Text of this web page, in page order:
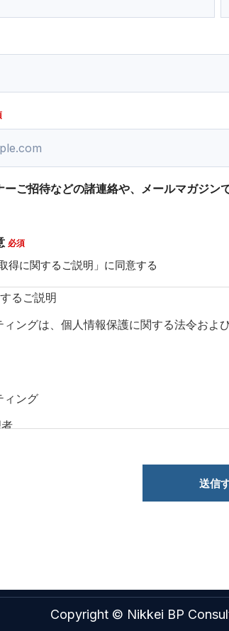
ご招待などの諸連絡や、メールマガジン
得に関するご説明」に同意する
るご説明
ィングは、個人情報保護に関する法令お
ィング
提供する場合には、提供先の企業/団体名、
Copyright © Nikkei BP